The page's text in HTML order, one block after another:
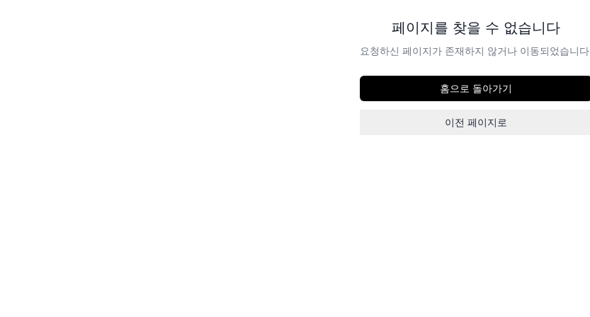
페이지를 찾을 수 없습니다
요청하신 페이지가 존재하지 않거나 이동되었습니다.
홈으로 돌아가기
이전 페이지로